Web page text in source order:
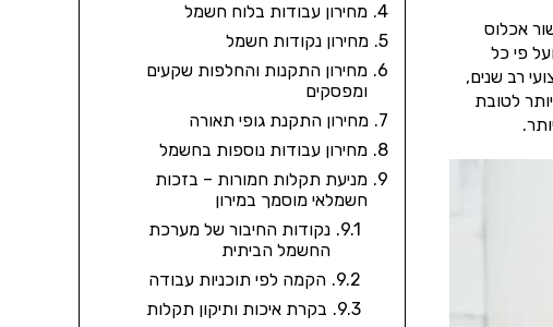
אכלוס
פי כל
רב שנים,
לטובת
מחירון עבודות בלוח חשמל
מחירון נקודות חשמל
מחירון התקנות והחלפות שקעים
ומפסקים
מחירון התקנת גופי תאורה
מחירון עבודות נוספות בחשמל
מניעת תקלות חמורות – בזכות
חשמלאי מוסמך במירון
נקודות החיבור של מערכת
החשמל הביתית
הקמה לפי תוכניות עבודה
בקרת איכות ותיקון תקלות